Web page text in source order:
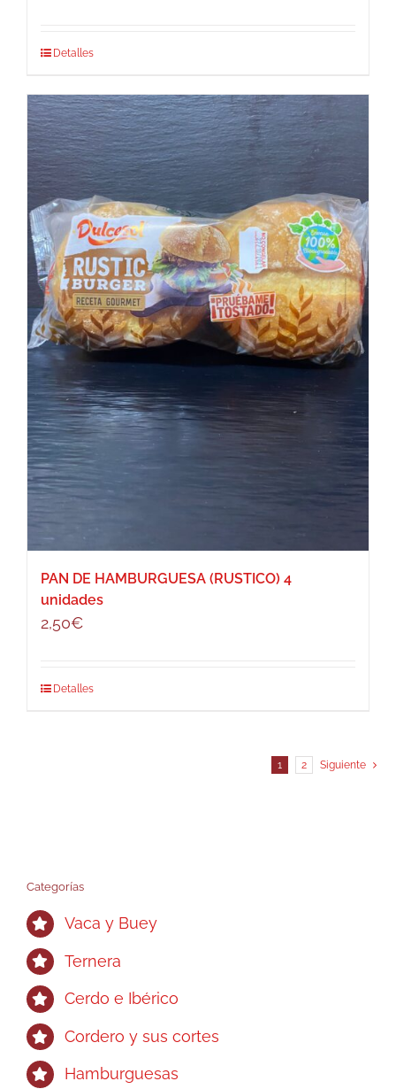
Detalles
PAN DE HAMBURGUESA (RUSTICO) 4
unidades
2,50€
Detalles
1 2 Siguiente
Categorías
Vaca y Buey
Ternera
Cerdo e Ibérico
Cordero y sus cortes
Hamburguesas